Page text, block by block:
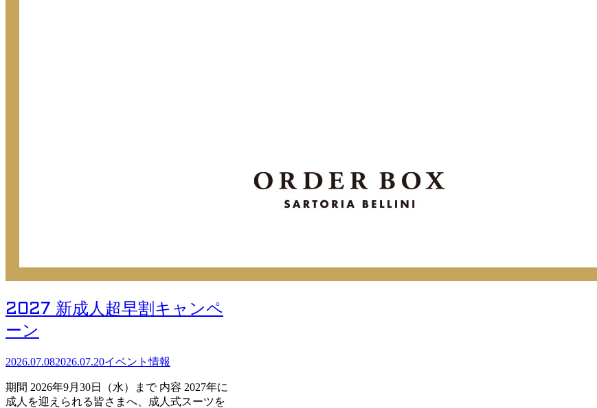
2027 新成人超早割キャンペ
ーン
2026.07.082026.07.20イベント情報
期間 2026年9月30日（水）まで 内容 2027年に
成人を迎えられる皆さまへ、成人式スーツを